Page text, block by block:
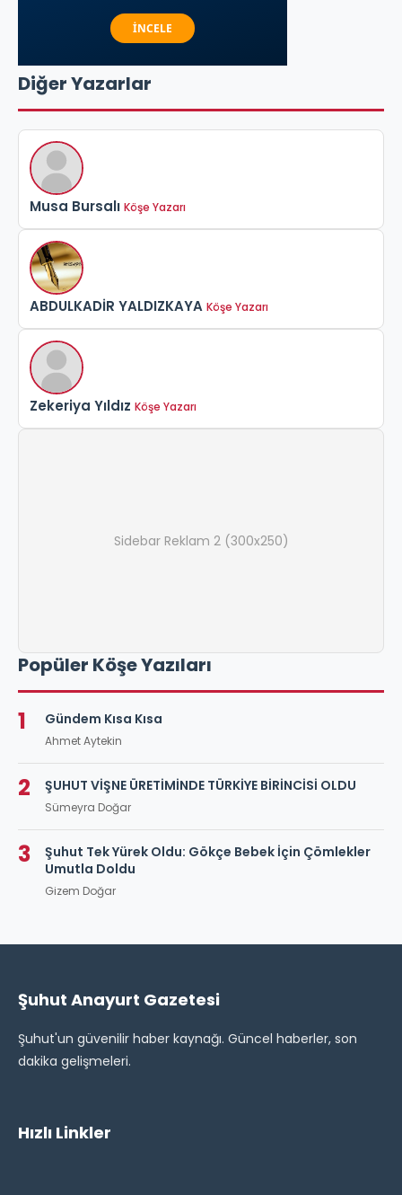
Diğer Yazarlar
Musa Bursalı Köşe Yazarı
ABDULKADİR YALDIZKAYA Köşe Yazarı
Zekeriya Yıldız Köşe Yazarı
Sidebar Reklam 2 (300x250)
Popüler Köşe Yazıları
1 Gündem Kısa Kısa
Ahmet Aytekin
2 ŞUHUT VİŞNE ÜRETİMİNDE TÜRKİYE BİRİNCİSİ OLDU
Sümeyra Doğar
3
Şuhut Tek Yürek Oldu: Gökçe Bebek İçin Çömlekler
Umutla Doldu
Gizem Doğar
Şuhut Anayurt Gazetesi
Şuhut'un güvenilir haber kaynağı. Güncel haberler, son
dakika gelişmeleri.
Hızlı Linkler